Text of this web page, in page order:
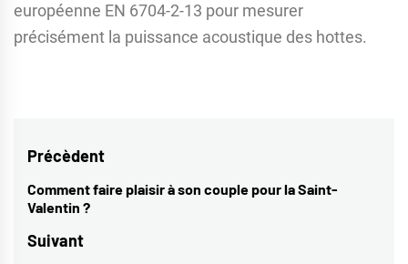
européenne EN 6704-2-13 pour mesurer
précisément la puissance acoustique des hottes.
Navigation
de
Précèdent
Previous
post:
Comment faire plaisir à son couple pour la Saint-
Valentin ?
Suivant